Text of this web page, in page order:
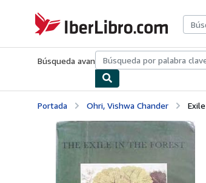
IberLibro.com
Búsqueda avanzadaColecciones Libros
Portada Ohri, Vishwa Chander